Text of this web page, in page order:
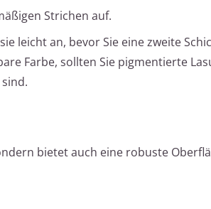
Strichen auf.
leicht an, bevor Sie eine zweite
Farbe, sollten Sie pigmentierte
bietet auch eine robuste